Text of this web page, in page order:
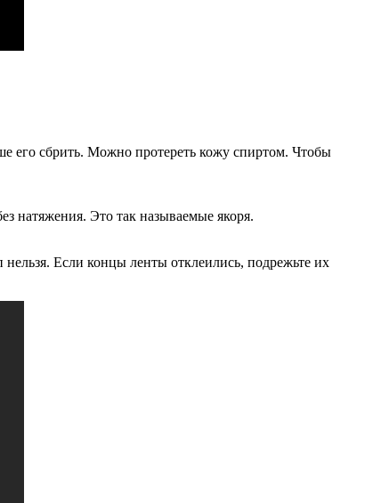
его сбрить. Можно протереть кожу спиртом. Чтобы
натяжения. Это так называемые якоря.
Если концы ленты отклеились, подрежьте их